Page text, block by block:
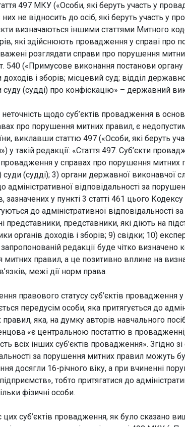
497 МКУ («Особи, які беруть участь у
не відносить до осіб, які беруть участь у
визначаються іншими статтями Митного
які здійснюють провадження у справі про
розглядати справи про порушення
540 («Примусове виконання постанови органу
і зборів; місцевий суд; відділ
суду (судді) про конфіскацію» – державний
щодо суб’єктів провадження в
про порушення митних правил, є
виклавши статтю 497 («Особи, які беруть
такій редакції: «Стаття 497. Суб’єкти
у справах про порушення митних
суди (судді); 3) органи державної виконавчої
адміністративної відповідальності за
зазначених у пункті 3 статті 461 цього Кодексу
до адміністративної відповідальності
представники, представники, які діють на
органів доходів і зборів; 9) свідки; 10)
редакції буде чітко визначено
правил, а це позитивно вплине на
межі дії норм права.
правового статусу суб’єктів провадження
передусім особи, яка притягується до
яка, на думку авторів навчального
«є центральною постаттю в
всіх інших суб’єктів провадження». Згідно
за порушення митних правил можуть
досягли 16-річного віку, а при вчиненні
тобто притягатися до
фізичні особи.
суб’єктів провадження, як було сказано